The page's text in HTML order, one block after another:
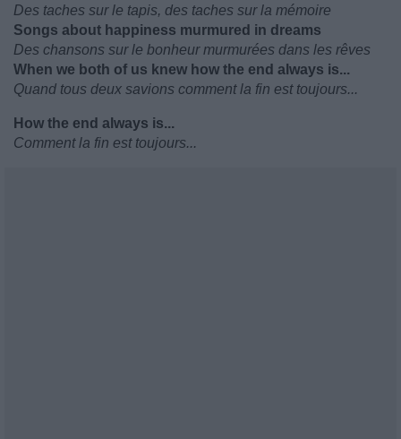
Des taches sur le tapis, des taches sur la mémoire
Songs about happiness murmured in dreams
Des chansons sur le bonheur murmurées dans les rêves
When we both of us knew how the end always is...
Quand tous deux savions comment la fin est toujours...
How the end always is...
Comment la fin est toujours...